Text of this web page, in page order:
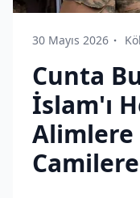
30 Mayıs 2026
Cunta
İslam'ı